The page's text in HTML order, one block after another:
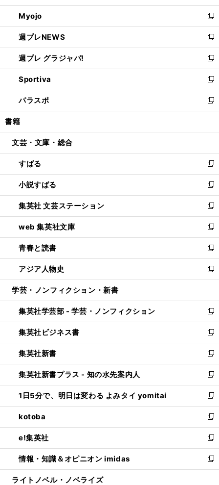
開
く
ウ
で
開
く
ン
ド
ウ
で
開
く
ウ
ィ
ン
ド
ウ
で
開
く
Myojo
新
し
い
ウ
ィ
ン
ド
ウ
で
開
週プレNEWS
新
し
い
ウ
ィ
ン
ド
ウ
開
週プレ グラジャパ!
新
し
い
ウ
ィ
ン
ウ
開
く
Sportiva
新
し
い
ウ
ン
ウ
で
開
く
パラスポ
新
し
ウ
ン
ド
ウ
で
開
く
書籍
文芸・文庫・総合
すばる
新
し
い
ウ
ィ
ン
ド
ウ
で
開
く
小説すばる
新
し
い
ウ
ィ
ン
ド
ウ
で
開
集英社 文芸ステーション
新
し
い
ウ
ィ
ン
ド
ウ
開
く
web 集英社文庫
新
し
い
ウ
ィ
ン
ウ
で
開
く
青春と読書
新
し
い
ウ
ン
ド
ウ
で
開
く
アジア人物史
新
し
ウ
ィ
ン
ド
ウ
で
開
く
学芸・ノンフィクション・新書
集英社学芸部 - 学芸・ノンフィクション
新
し
い
ウ
ィ
ン
ド
ウ
で
開
く
集英社ビジネス書
新
し
い
ウ
ィ
ン
ド
ウ
で
開
く
集英社新書
新
し
い
ウ
ィ
ン
ド
ウ
で
開
く
集英社新書プラス - 知の水先案内人
新
し
い
ウ
ィ
ン
ド
ウ
で
開
1日5分で、明日は変わる よみタイ yomitai
新
し
い
ウ
ィ
ン
ド
ウ
kotoba
新
し
い
ウ
ィ
ン
e!集英社
新
し
い
ウ
情報・知識＆オピニオン imidas
新
し
ライトノベル・ノベライズ